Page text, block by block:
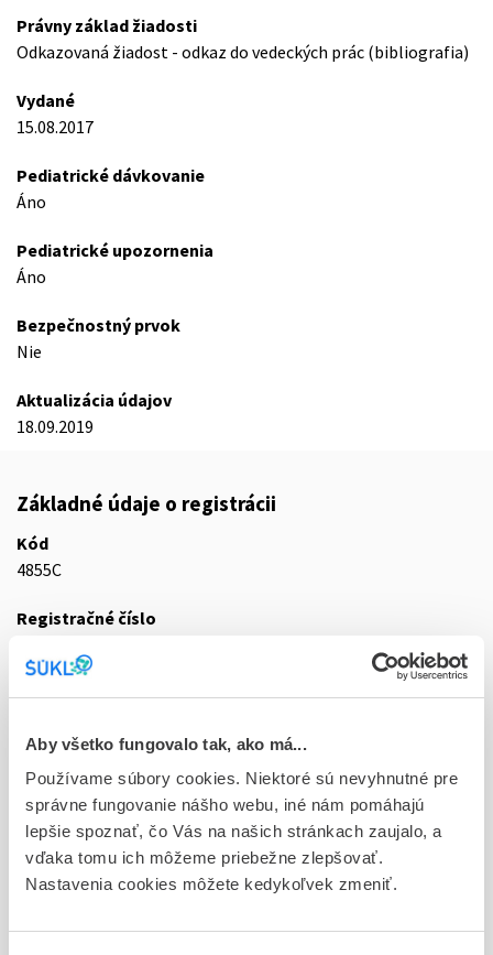
Aby všetko fungovalo tak, ako má...
Používame súbory cookies. Niektoré sú nevyhnutné pre
správne fungovanie nášho webu, iné nám pomáhajú
lepšie spoznať, čo Vás na našich stránkach zaujalo, a
vďaka tomu ich môžeme priebežne zlepšovať.
Nastavenia cookies môžete kedykoľvek zmeniť.
Právny základ žiadosti
Odkazovaná žiadost - odkaz do vedeckých prác (bibliografia)
Vydané
15.08.2017
Pediatrické dávkovanie
Áno
Pediatrické upozornenia
Áno
Bezpečnostný prvok
Nie
Aktualizácia údajov
18.09.2019
Základné údaje o registrácii
Kód
4855C
Registračné číslo
Doplnok
Stav
D - Registrácia bez obmedzenia platnosti
Typ registračnej procedúry
Vzájomné uznávanie (mutual recognition proc.)